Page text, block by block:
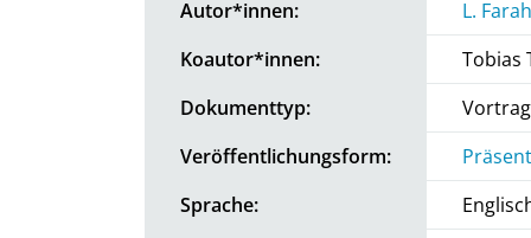
Autor*innen:
L.
Koautor*innen:
Tobias
Dokumenttyp:
Vortrag
Veröffentlichungsform:
Sprache: